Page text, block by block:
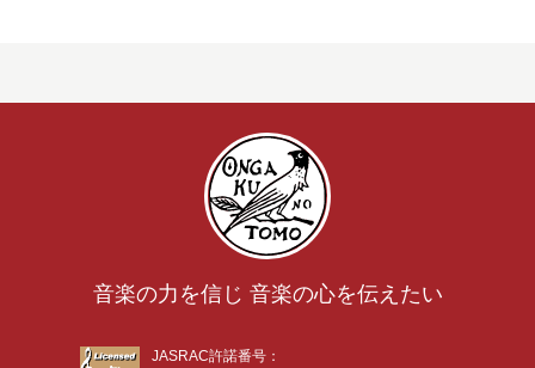
音楽の力を信じ 音楽の心を伝えたい
JASRAC許諾番号：